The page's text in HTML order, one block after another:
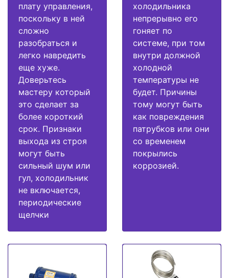
плату управления,
поскольку в ней
сложно
разобраться и
легко навредить
еще хуже.
Доверьтесь
мастеру который
это сделает за
более короткий
срок. Признаки
выхода из строя
могут быть
сильный шум или
гул, холодильник
не включается,
периодические
щелчки
холодильника
непрерывно его
гоняет по
системе, при том
внутри должной
холодной
температуры не
будет. Причины
тому могут быть
как повреждения
патрубков или они
со временем
покрылись
коррозией.